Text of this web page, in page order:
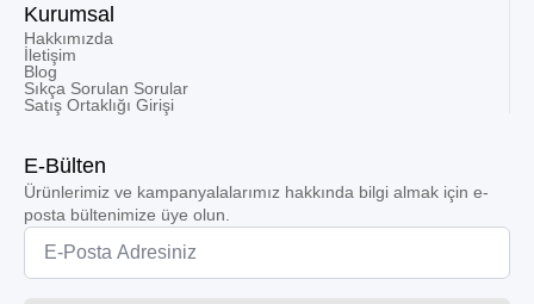
Kurumsal
Hakkımızda
İletişim
Blog
Sıkça Sorulan Sorular
Satış Ortaklığı Girişi
E-Bülten
Ürünlerimiz ve kampanyalalarımız hakkında bilgi almak için e-
posta bültenimize üye olun.
Email